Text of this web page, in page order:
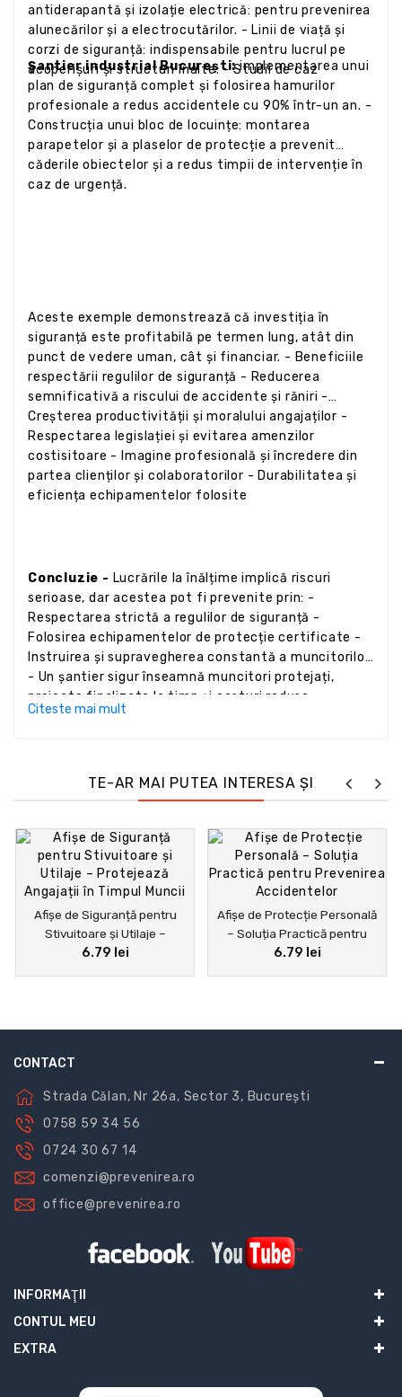
antiderapantă și izolație electrică: pentru prevenirea
alunecărilor și a electrocutărilor. - Linii de viață și
corzi de siguranță: indispensabile pentru lucrul pe
acoperișuri și structuri înalte. - Studii de caz
Șantier industrial București:implementarea unui
plan de siguranță complet și folosirea hamurilor
profesionale a redus accidentele cu 90% într-un an. -
Construcția unui bloc de locuințe: montarea
parapetelor și a plaselor de protecție a prevenit
căderile obiectelor și a redus timpii de intervenție în
caz de urgență.
Aceste exemple demonstrează că investiția în
siguranță este profitabilă pe termen lung, atât din
punct de vedere uman, cât și financiar. - Beneficiile
respectării regulilor de siguranță - Reducerea
semnificativă a riscului de accidente și răniri -
Creșterea productivității și moralului angajaților -
Respectarea legislației și evitarea amenzilor
costisitoare - Imagine profesională și încredere din
partea clienților și colaboratorilor - Durabilitatea și
eficiența echipamentelor folosite
Concluzie - Lucrările la înălțime implică riscuri
serioase, dar acestea pot fi prevenite prin: -
Respectarea strictă a regulilor de siguranță -
Folosirea echipamentelor de protecție certificate -
Instruirea și supravegherea constantă a muncitorilor
- Un șantier sigur înseamnă muncitori protejați,
proiecte finalizate la timp și costuri reduse.
Investește în echipamente profesionale pentru
Citeste mai mult
TE-AR MAI PUTEA INTERESA ȘI
Afișe de Siguranță pentru
Stivuitoare și Utilaje –
Protejează Angajații în Timpul
6.79 lei
Afișe de Protecție Personală
– Soluția Practică pentru
Prevenirea Accidentelor
6.79 lei
CONTACT
Strada Călan, Nr 26a, Sector 3, București
0758 59 34 56
0724 30 67 14
comenzi@prevenirea.ro
office@prevenirea.ro
INFORMAŢII
CONTUL MEU
EXTRA